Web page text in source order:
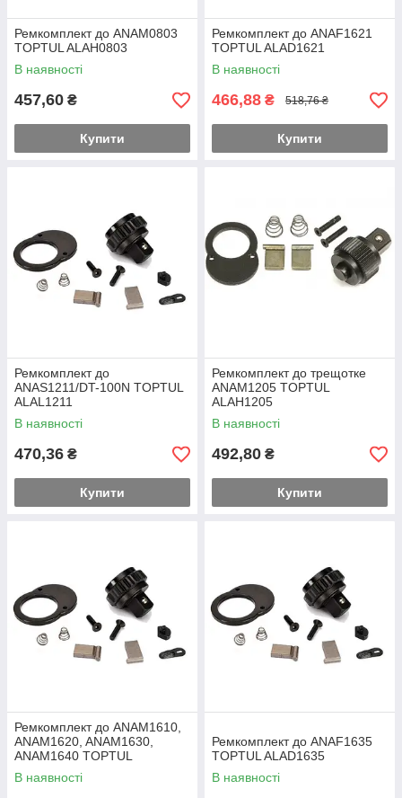
Ремкомплект до ANAM0803
TOPTUL ALAH0803
В наявності
457,60 ₴
Купити
Ремкомплект до ANAF1621
TOPTUL ALAD1621
В наявності
466,88 ₴ 518,76 ₴
Купити
Ремкомплект до
ANAS1211/DT-100N TOPTUL
ALAL1211
В наявності
470,36 ₴
Купити
Ремкомплект до трещотке
ANAM1205 TOPTUL
ALAH1205
В наявності
492,80 ₴
Купити
Ремкомплект до ANAM1610,
ANAM1620, ANAM1630,
ANAM1640 TOPTUL
ALAH1610
В наявності
Ремкомплект до ANAF1635
TOPTUL ALAD1635
В наявності